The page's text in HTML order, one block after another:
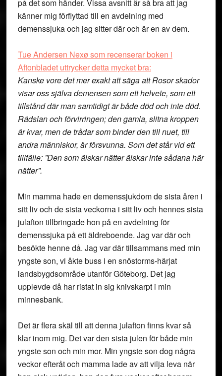
på det som händer. Vissa avsnitt är så bra att jag
känner mig förflyttad till en avdelning med
demenssjuka och jag sitter där och är en av dem.
Tue Andersen Nexø som recenserar boken i
Aftonbladet uttrycker detta mycket bra:
Kanske vore det mer exakt att säga att Rosor skador
visar oss själva demensen som ett helvete, som ett
tillstånd där man samtidigt är både död och inte död.
Rädslan och förvirringen; den gamla, slitna kroppen
är kvar, men de trådar som binder den till nuet, till
andra människor, är försvunna. Som det står vid ett
tillfälle: ”Den som älskar nätter älskar inte sådana här
nätter”.
Min mamma hade en demenssjukdom de sista åren i
sitt liv och de sista veckorna i sitt liv och hennes sista
julafton tillbringade hon på en avdelning för
demenssjuka på ett äldreboende. Jag var där och
besökte henne då. Jag var där tillsammans med min
yngste son, vi åkte buss i en snöstorms-härjat
landsbygdsområde utanför Göteborg. Det jag
upplevde då har ristat in sig knivskarpt i min
minnesbank.
Det är flera skäl till att denna julafton finns kvar så
klar inom mig. Det var den sista julen för både min
yngste son och min mor. Min yngste son dog några
veckor efteråt och mamma lade av att vilja leva när